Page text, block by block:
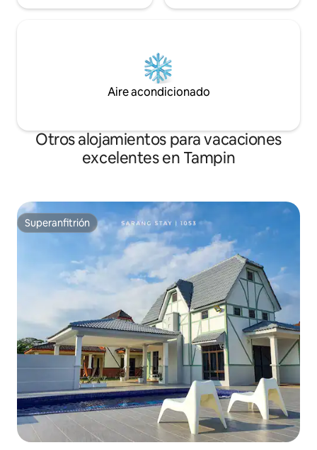
Aire acondicionado
Otros alojamientos para vacaciones
excelentes en Tampin
Superanfitrión
Superanfitrión